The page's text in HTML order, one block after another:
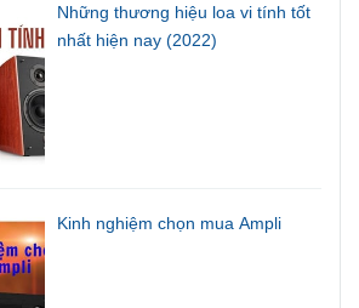
Những thương hiệu loa vi tính tốt
nhất hiện nay (2022)
Kinh nghiệm chọn mua Ampli